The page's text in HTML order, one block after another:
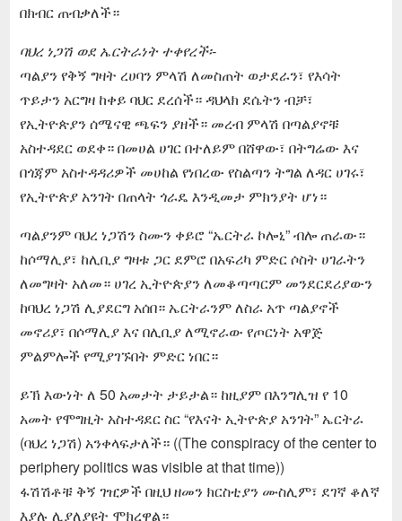
በክብር ጠብቃለች።
ባህረ ነጋሽ ወደ ኤርትራነት ተቀየረች፡-
ጣልያን የቅኝ ግዛት ረሀባን ምላሽ ለመስጠት ወታደራን፣ የእሳት
ጥይታን አርግዛ ከቀይ ባህር ደረሰች። ዳህላክ ደሴትን ብቻ፣
የኢትዮጵያን ሰሜናዊ ጫፍን ያዘች። መረብ ምላሽ በጣልያኖቹ
አስተዳደር ወደቀ። በመሀል ሀገር በተለይም በሸዋው፣ በትግሬው እና
በጎጃም አስተዳዳሪዎች መሀከል የነበረው የስልጣን ትግል ለዳር ሀገሩ፣
የኢትዮጵያ አንገት በጠላት ጎራዴ እንዲመታ ምክንያት ሆነ።
ጣልያንም ባህረ ነጋሽን ስሙን ቀይሮ “ኤርትራ ኮሎኒ” ብሎ ጠራው።
ከሶማሊያ፣ ከሊቢያ ግዛቱ ጋር ደምሮ በአፍሪካ ምድር ሶስት ሀገራትን
ለመግዛት አለመ። ሀገረ ኢትዮጵያን ለመቆጣጣርም መንደርደሪያውን
ከባህረ ነጋሽ ሊያደርግ አሰበ። ኤርትራንም ለስራ አጥ ጣልያኖች
መኖሪያ፣ በሶማሊያ እና በሊቢያ ለሚኖራው የጦርነት አዋጅ
ምልምሎች የሚያገኙበት ምድር ነበር።
ይኽ እውነት ለ 50 አመታት ታይታል። ከዚያም በእንግሊዝ የ 10
አመት የሞግዚት አስተዳደር ስር “የእናት ኢትዮጵያ አንገት” ኤርትራ
(ባህረ ነጋሽ) አንቀላፍታለች። ((The conspiracy of the center to
periphery politics was visible at that time))
ፋሽሽቶቹ ቅኝ ገዢዎች በዚህ ዘመን ክርስቲያን ሙስሊም፣ ደገኛ ቆለኛ
እያሉ ሊያለያዩት ሞክረዋል።